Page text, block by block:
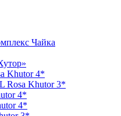
Чайка
Khutor 4*
Rosa Khutor 3*
4*
4*